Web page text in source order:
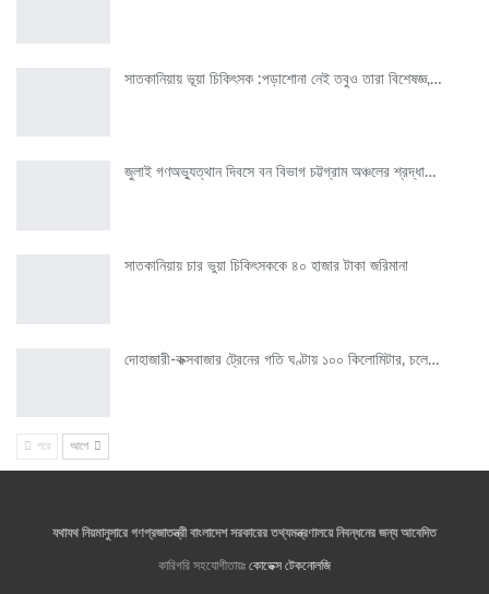
সাতকানিয়ায় ভূয়া চিকিৎসক :পড়াশোনা নেই তবুও তারা বিশেষজ্ঞ,…
জুলাই গণঅভ্যুত্থান দিবসে বন বিভাগ চট্টগ্রাম অঞ্চলের শ্রদ্ধা…
সাতকানিয়ায় চার ভুয়া চিকিৎসককে ৪০ হাজার টাকা জরিমানা
দোহাজারী-কক্সবাজার ট্রেনের গতি ঘণ্টায় ১০০ কিলোমিটার, চলে…
পরে আগে
যথাযথ নিয়মানুসারে গণপ্রজাতন্ত্রী বাংলাদেশ সরকারের তথ্যমন্ত্রণালয়ে নিবন্ধনের জন্য আবেদিত
কারিগরি সহযোগীতায়ঃ কোডেক্স টেকনোলজি